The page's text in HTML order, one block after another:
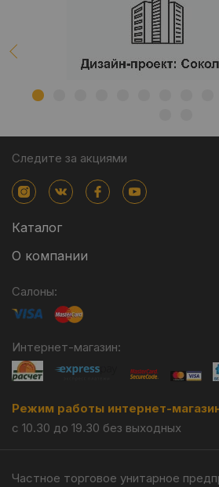
Следите за акциями
Каталог
О компании
Салоны:
Интернет-магазин:
Режим работы интернет-
с 10.30 до 19.30 без выходных
Частное торговое унитарное